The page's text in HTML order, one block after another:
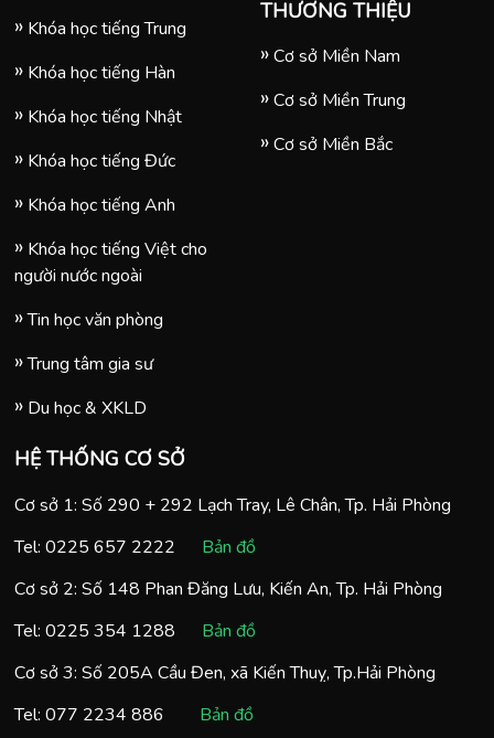
Khóa học tiếng Trung
Khóa học tiếng Hàn
Khóa học tiếng Nhật
Khóa học tiếng Đức
Khóa học tiếng Anh
Khóa học tiếng Việt cho
người nước ngoài
Tin học văn phòng
Trung tâm gia sư
Du học & XKLD
THƯƠNG THIỆU
Cơ sở Miền Nam
Cơ sở Miền Trung
Cơ sở Miền Bắc
HỆ THỐNG CƠ SỞ
Cơ sở 1: Số 290 + 292 Lạch Tray, Lê Chân, Tp. Hải Phòng
Tel: 0225 657 2222
Bản đồ
Cơ sở 2: Số 148 Phan Đăng Lưu, Kiến An, Tp. Hải Phòng
Tel: 0225 354 1288
Bản đồ
Cơ sở 3: Số 205A Cầu Đen, xã Kiến Thuỵ, Tp.Hải Phòng
Tel: 077 2234 886
Bản đồ